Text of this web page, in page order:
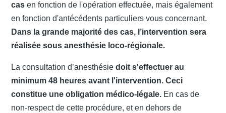
cas en fonction de l'opération effectuée, mais également
en fonction d'antécédents particuliers vous concernant.
Dans la grande majorité des cas, l’intervention sera
réalisée sous anesthésie loco-régionale.
La consultation d’anesthésiedoit s'effectuer au
minimum 48 heures avant l'intervention. Ceci
constitue une obligation médico-légale. En cas de
non-respect de cette procédure, et en dehors de